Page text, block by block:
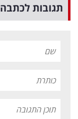
תגובות לכתבה